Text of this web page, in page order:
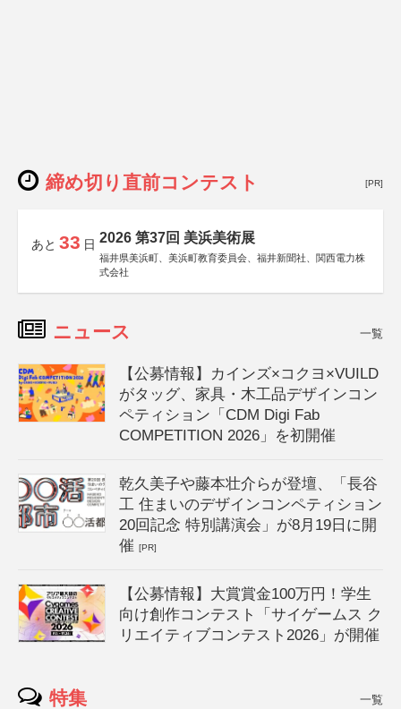
締め切り直前コンテスト [PR]
あと 33 日 2026 第37回 美浜美術展
福井県美浜町、美浜町教育委員会、福井新聞社、関西電力株
式会社
ニュース 一覧
【公募情報】カインズ×コクヨ×VUILD
がタッグ、家具・木工品デザインコン
ペティション「CDM Digi Fab
COMPETITION 2026」を初開催
乾久美子や藤本壮介らが登壇、「長谷
工 住まいのデザインコンペティション
20回記念 特別講演会」が8月19日に開
催[PR]
【公募情報】大賞賞金100万円！学生
向け創作コンテスト「サイゲームス ク
リエイティブコンテスト2026」が開催
特集 一覧